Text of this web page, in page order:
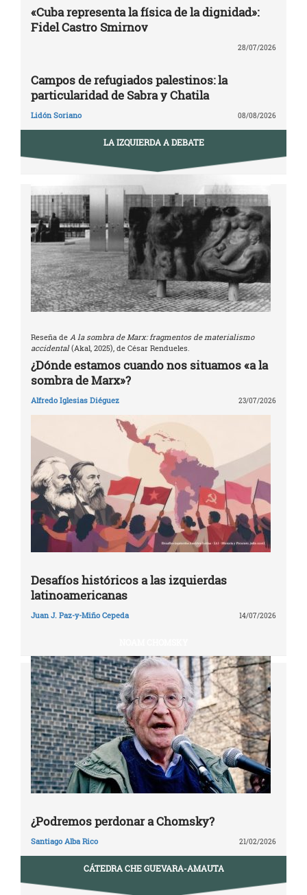
«Cuba representa la física de la dignidad»:
Fidel Castro Smirnov
28/07/2026
Campos de refugiados palestinos: la
particularidad de Sabra y Chatila
Lidón Soriano 08/08/2026
LA IZQUIERDA A DEBATE
Reseña de A la sombra de Marx: fragmentos de materialismo
accidental(Akal, 2025), de César Rendueles.
¿Dónde estamos cuando nos situamos «a la
sombra de Marx»?
Alfredo Iglesias Diéguez 23/07/2026
Desafíos históricos a las izquierdas
latinoamericanas
Juan J. Paz-y-Miño Cepeda 14/07/2026
¿Podremos perdonar a Chomsky?
Santiago Alba Rico 21/02/2026
CÁTEDRA CHE GUEVARA-AMAUTA